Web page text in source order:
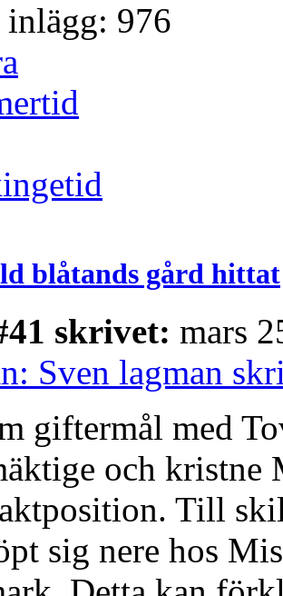
976
blåtands gård hittat
skrivet: mars
Sven lagman
giftermål med
och
Till
sig nere hos